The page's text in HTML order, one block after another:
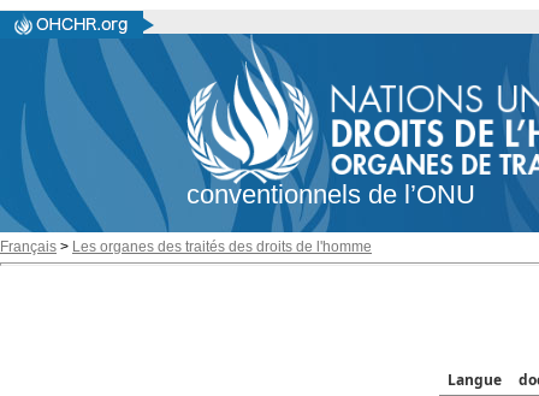
conventionnels de l’ONU
Français > Les organes des traités des droits de l'homme
Langue